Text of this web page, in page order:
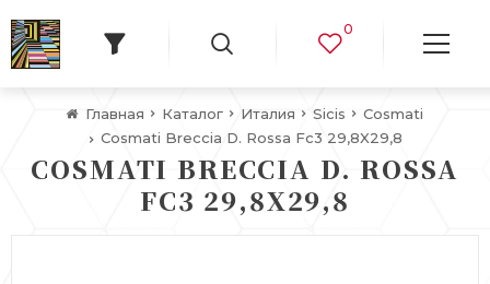
0
Главная Каталог Италия Sicis
Cosmati
Cosmati Breccia D. Rossa Fc3 29,8X29,8
COSMATI BRECCIA D. ROSSA
FC3 29,8X29,8